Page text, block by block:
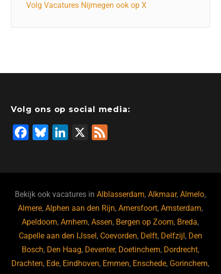
Volg Vacatures Nijmegen ook op X
Volg ons op social media:
F
b
o
o
k
Bl
ky
Li
dI
n
X
Bekijk ook vacatures inAlblasserdam,Alkmaar,Almelo,
Almere,Alphen aan den Rijn,Amersfoort,Amsterdam,
Apeldoorn,Arnhem,Assen, Bergen op Zoom, Breda,
Capelle aan den IJssel, Coevorden, Delft, Delfzijl, Den
Bosch, Den Haag, Deventer, Doetinchem, Dordrecht,
Drachten, Ede, Eindhoven, Emmen, Enschede, Gorinchem,